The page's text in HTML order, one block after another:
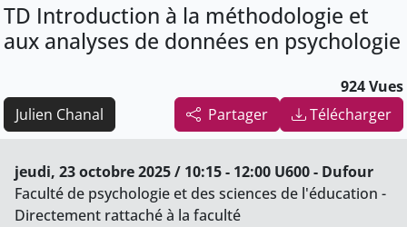
TD Introduction à la méthodologie et
aux analyses de données en psychologie
924 Vues
Partager
Télécharger
Julien Chanal
jeudi, 23 octobre 2025 / 10:15 - 12:00 U600 - Dufour
Faculté de psychologie et des sciences de l'éducation -
Directement rattaché à la faculté